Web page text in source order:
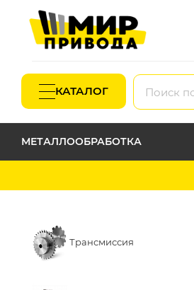
КАТАЛОГ
МЕТАЛЛООБРАБОТКА
Трансмиссия